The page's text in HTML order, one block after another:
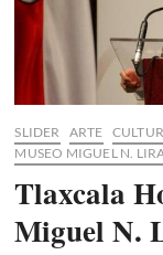
Norte
SLIDER ARTE
MUSEO MIGUEL N.
Tlaxcala
Miguel N.